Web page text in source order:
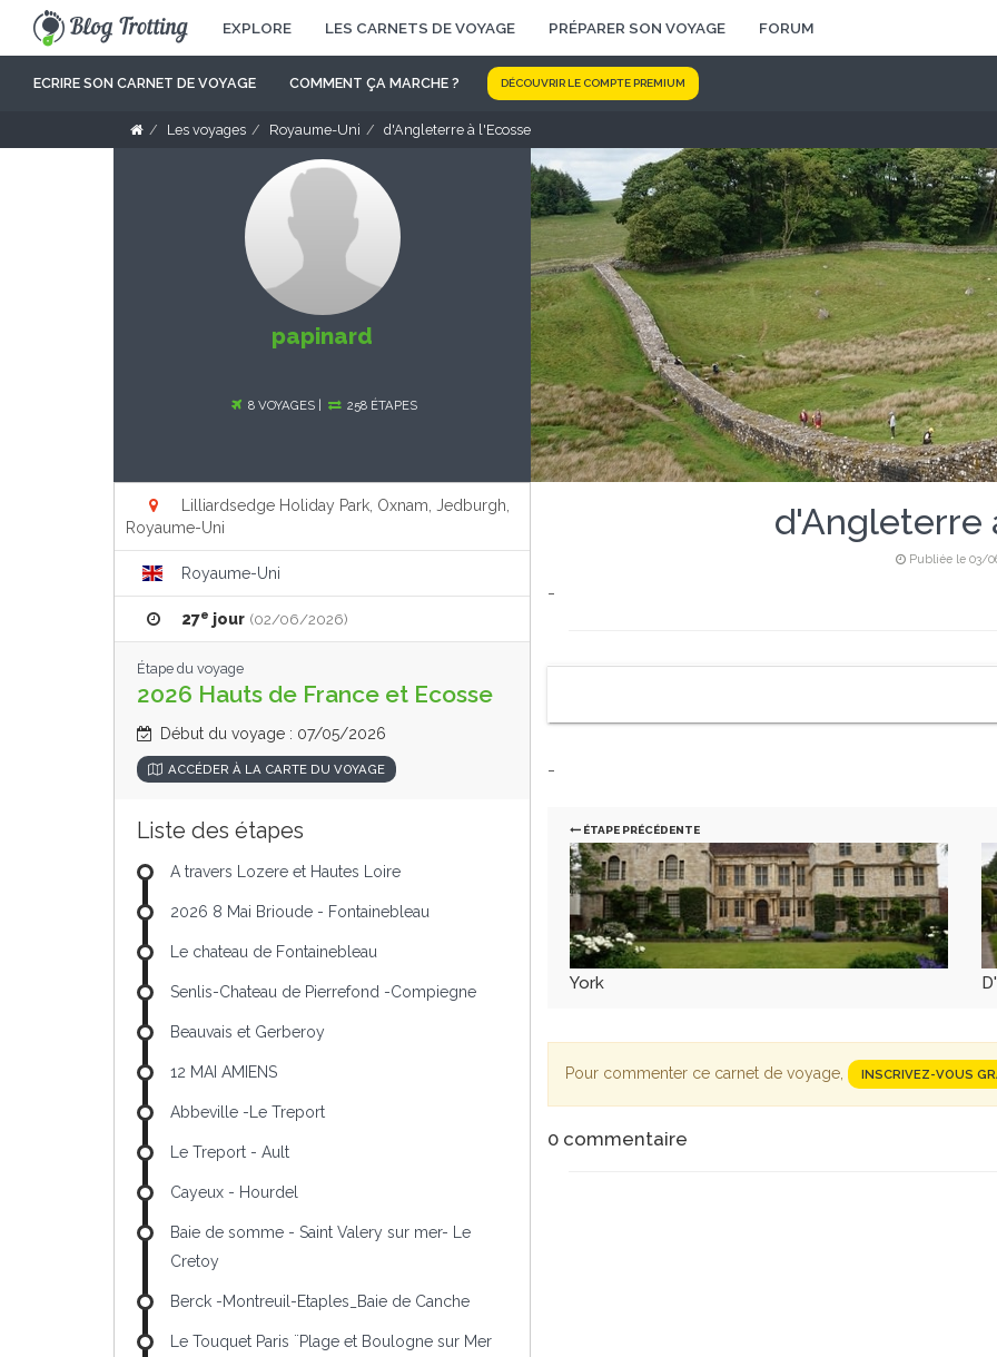
EXPLORE LES CARNETS DE VOYAGE PRÉPARER SON VOYAGE FORUM
ECRIRE SON CARNET DE VOYAGE COMMENT ÇA MARCHE ? DÉCOUVRIR LE COMPTE PREMIUM
Les voyages Royaume-Uni d'Angleterre à l'Ecosse
d'Angleterre
Publiée le 03/
-
-
ÉTAPE PRÉCÉDENTE
York
Pour commenter ce carnet de voyage, INSCRIVEZ-VOUS
0 commentaire
papinard
8 VOYAGES | 258 ÉTAPES
Lilliardsedge Holiday Park, Oxnam, Jedburgh,
Royaume-Uni
Royaume-Uni
27e jour (02/06/2026)
Étape du voyage
2026 Hauts de France et Ecosse
Début du voyage : 07/05/2026
ACCÉDER À LA CARTE DU VOYAGE
Liste des étapes
A travers Lozere et Hautes Loire
2026 8 Mai Brioude - Fontainebleau
Le chateau de Fontainebleau
Senlis-Chateau de Pierrefond -Compiegne
Beauvais et Gerberoy
12 MAI AMIENS
Abbeville -Le Treport
Le Treport - Ault
Cayeux - Hourdel
Baie de somme - Saint Valery sur mer- Le
Cretoy
Berck -Montreuil-Etaples_Baie de Canche
Le Touquet Paris ¨Plage et Boulogne sur Mer